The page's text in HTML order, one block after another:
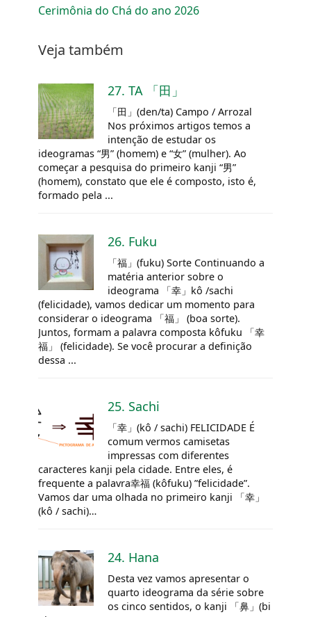
Cerimônia do Chá do ano 2026
Veja também
27. TA 「田」
「田」(den/ta) Campo / Arrozal
Nos próximos artigos temos a
intenção de estudar os
ideogramas “男” (homem) e “女” (mulher). Ao
começar a pesquisa do primeiro kanji “男”
(homem), constato que ele é composto, isto é,
formado pela ...
26. Fuku
「福」(fuku) Sorte Continuando a
matéria anterior sobre o
ideograma 「幸」kô /sachi
(felicidade), vamos dedicar um momento para
considerar o ideograma 「福」 (boa sorte).
Juntos, formam a palavra composta kôfuku 「幸
福」 (felicidade). Se você procurar a definição
dessa ...
25. Sachi
「幸」(kô / sachi) FELICIDADE É
comum vermos camisetas
impressas com diferentes
caracteres kanji pela cidade. Entre eles, é
frequente a palavra幸福 (kôfuku) ”felicidade”.
Vamos dar uma olhada no primeiro kanji 「幸」
(kô / sachi)…
24. Hana
Desta vez vamos apresentar o
quarto ideograma da série sobre
os cinco sentidos, o kanji 「鼻」(bi